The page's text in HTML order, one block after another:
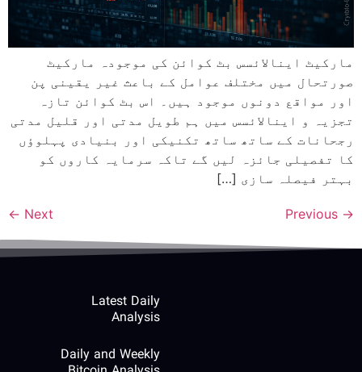
مارکیٹ اینالائسس بٹ کوائن کی موجودہ مارکیٹ
صورتحال میں مختلف عوامل کے باعث غیر یقینی پن
اور مواقع دونوں موجود ہیں۔ اس بٹ کوائن تازہ
تجزیہ و اینالائسس میں ہم طویل مدتی اور قلیل مدتی
رجحانات کے ساتھ ساتھ تکنیکی اور بنیادی پہلوؤں
کا تفصیلی جائزہ لیں گے تاکہ سرمایہ کاروں کو
بہتر فیصلہ سازی […]
→
Next
←
Latest Daily
Analysis
Daily and Weekly